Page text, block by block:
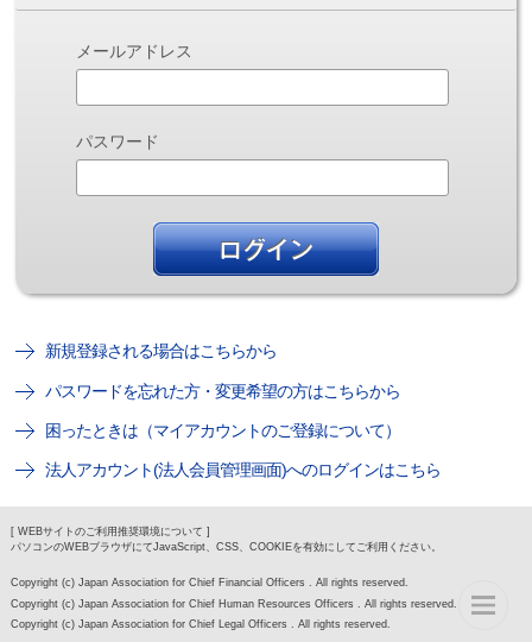
メールアドレス
パスワード
新規登録される場合はこちらから
パスワードを忘れた方・変更希望の方はこちらから
困ったときは（マイアカウントのご登録について）
法人アカウント(法人会員管理画面)へのログインはこちら
[ WEBサイトのご利用推奨環境について ]
パソコンのWEBブラウザにてJavaScript、CSS、COOKIEを有効にしてご利用ください。
Copyright (c) Japan Association for Chief Financial Officers . All rights reserved.
Copyright (c) Japan Association for Chief Human Resources Officers . All rights reserved.
Copyright (c) Japan Association for Chief Legal Officers . All rights reserved.